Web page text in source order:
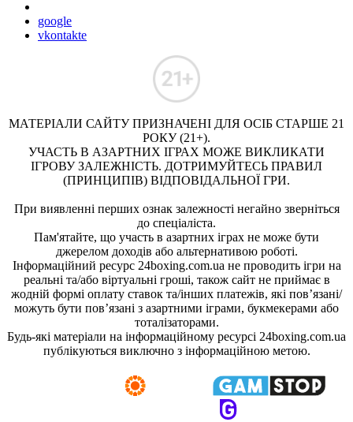
google
vkontakte
МАТЕРІАЛИ САЙТУ ПРИЗНАЧЕНІ ДЛЯ ОСІБ СТАРШЕ 21
РОКУ (21+).
УЧАСТЬ В АЗАРТНИХ ІГРАХ МОЖЕ ВИКЛИКАТИ
ІГРОВУ ЗАЛЕЖНІСТЬ. ДОТРИМУЙТЕСЬ ПРАВИЛ
(ПРИНЦИПІВ) ВІДПОВІДАЛЬНОЇ ГРИ.
При виявленні перших ознак залежності негайно зверніться
до спеціаліста.
Пам'ятайте, що участь в азартних іграх не може бути
джерелом доходів або альтернативою роботі.
Інформаційний ресурс 24boxing.com.ua не проводить ігри на
реальні та/або віртуальні гроші, також сайт не приймає в
жодній формі оплату ставок та/інших платежів, які пов’язані/
можуть бути пов’язані з азартними іграми, букмекерами або
тоталізаторами.
Будь-які матеріали на інформаційному ресурсі 24boxing.com.ua
публікуються виключно з інформаційною метою.